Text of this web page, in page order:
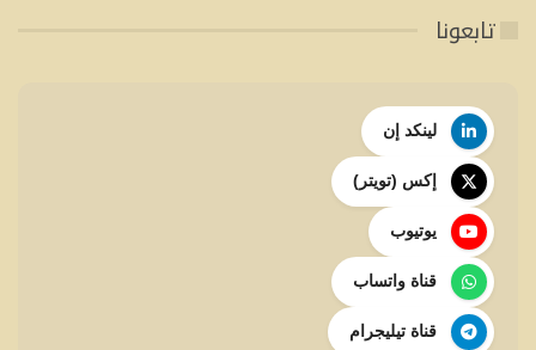
تابعونا
لينكد إن
إكس (تويتر)
يوتيوب
قناة واتساب
قناة تيليجرام